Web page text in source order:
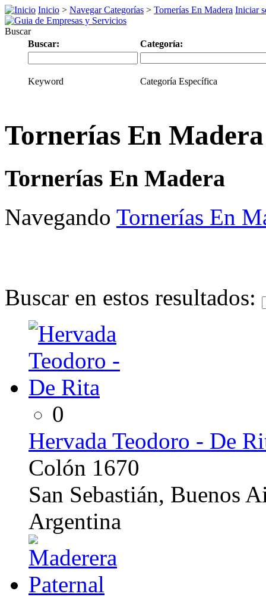
Inicio > Navegar Categorías > Tornerías En Madera Iniciar
Buscar
Buscar:
Categoría:
Keyword Categoría Específica
Tornerías En Madera
Tornerías En Madera
Navegando Tornerías En
Buscar en estos resultados:
0
Hervada Teodoro - De
Colón 1670
San Sebastián, Buenos
Argentina